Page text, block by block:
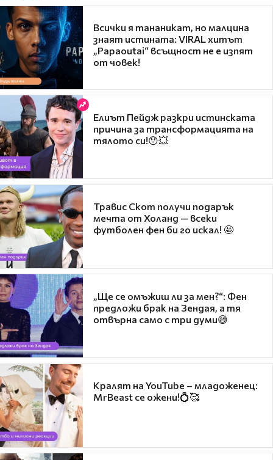
Всички я тананикат, но малцина
знаят истината: VIRAL хитът
„Papaoutai“ всъщност не е изпят
от човек!
Елиът Пейдж разкри истинската
причина за трансформацията на
тялото си!😯💥
Травис Скот получи подарък
мечта от Холанд — всеки
футболен фен би го искал! 🤩
„Ще се омъжиш ли за мен?“: Фен
предложи брак на Зендая, а тя
отвърна само с три думи😅
Кралят на YouTube – младоженец:
MrBeast се ожени!💍🥰